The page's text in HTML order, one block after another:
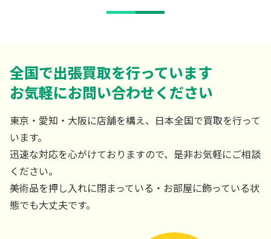
全国で出張買取を行っています
お気軽にお問い合わせください
東京・愛知・大阪に店舗を構え、日本全国で買取を行って
います。
迅速な対応を心がけておりますので、是非お気軽にご相談
ください。
美術品を押し入れに閉まっている・お部屋に飾っている状
態でも大丈夫です。